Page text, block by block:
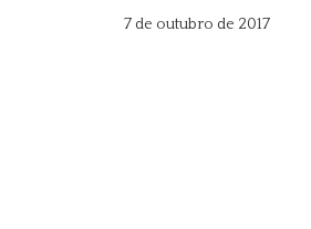
7 de outubro de 2017